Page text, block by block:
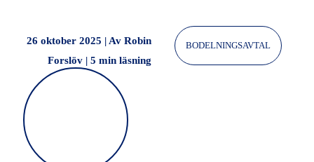
26 oktober 2025 | Av Robin
Forslöv | 5 min läsning
BODELNINGSAVTAL